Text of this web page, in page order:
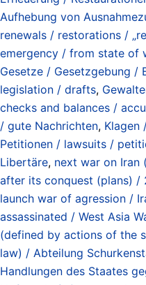
Aufhebung von
renewals / restorations /
emergency / from state of
Gesetze / Gesetzgebung
legislation / drafts,
checks and balances /
/ gute Nachrichten, Klagen
Petitionen / lawsuits /
Libertäre, next war on
after its conquest (plans) /
launch war of agression /
assassinated / West Asia
(defined by actions of the
law) / Abteilung
Handlungen des Staates